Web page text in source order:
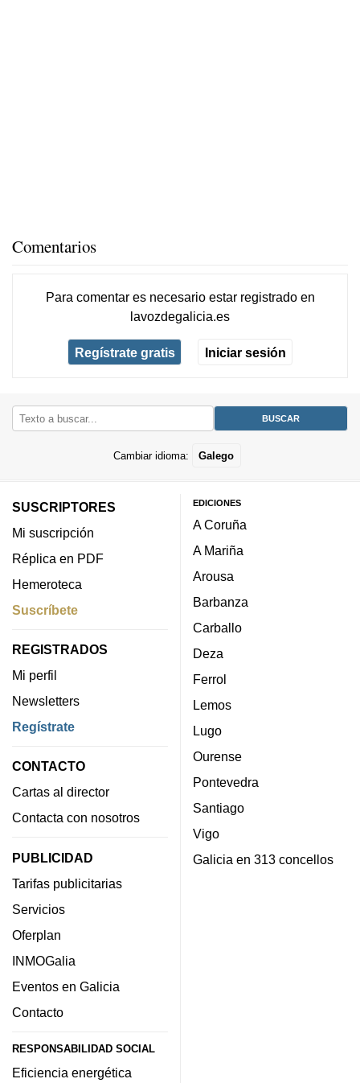
Comentarios
Para comentar es necesario estar registradoen
lavozdegalicia.es
Regístrate gratis Iniciar sesión
Cambiar idioma: Galego
SUSCRIPTORES
Mi suscripción
Réplica en PDF
Hemeroteca
Suscríbete
REGISTRADOS
Mi perfil
Newsletters
Regístrate
CONTACTO
Cartas al director
Contacta con nosotros
PUBLICIDAD
Tarifas publicitarias
Servicios
Oferplan
INMOGalia
Eventos en Galicia
Contacto
RESPONSABILIDAD SOCIAL
Eficiencia energética
EDICIONES
A Coruña
A Mariña
Arousa
Barbanza
Carballo
Deza
Ferrol
Lemos
Lugo
Ourense
Pontevedra
Santiago
Vigo
Galicia en 313 concellos